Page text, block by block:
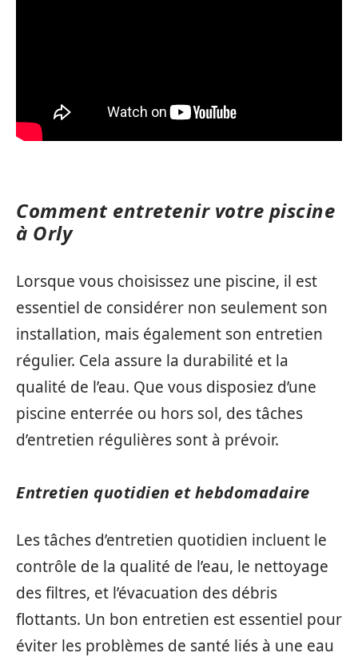
Comment entretenir votre piscine
à Orly
Lorsque vous choisissez une piscine, il est
essentiel de considérer non seulement son
installation, mais également son entretien
régulier. Cela assure la durabilité et la
qualité de l’eau. Que vous disposiez d’une
piscine enterrée ou hors sol, des tâches
d’entretien régulières sont à prévoir.
Entretien quotidien et hebdomadaire
Les tâches d’entretien quotidien incluent le
contrôle de la qualité de l’eau, le nettoyage
des filtres, et l’évacuation des débris
flottants. Un bon entretien est essentiel pour
éviter les problèmes de santé liés à une eau